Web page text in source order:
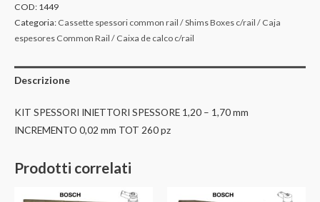
COD: 1449
Categoria: Cassette spessori common rail / Shims Boxes c/rail / Caja
espesores Common Rail / Caixa de calco c/rail
Descrizione
KIT SPESSORI INIETTORI SPESSORE 1,20 – 1,70 mm
INCREMENTO 0,02 mm TOT 260 pz
Prodotti correlati